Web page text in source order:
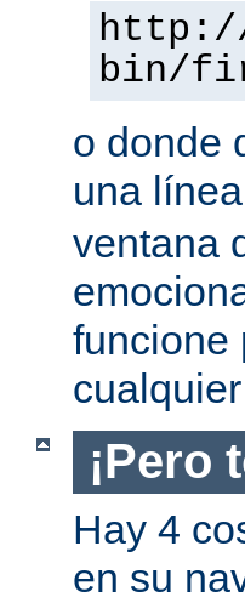
http://
bin/
o donde
una línea
ventana
funcione
¡Pero
Hay 4
en su